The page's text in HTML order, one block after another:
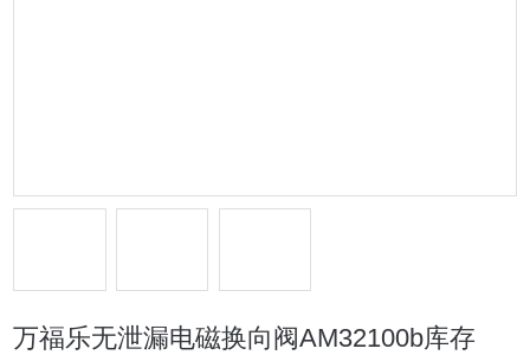
万福乐无泄漏电磁换向阀AM32100b库存